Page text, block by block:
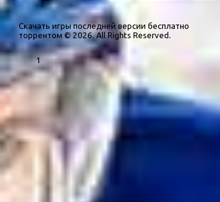
Скачать игры последней версии бесплатно
торрентом © 2026. All Rights Reserved.
1